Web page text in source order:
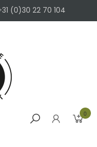
(0)30 22 70 104
0